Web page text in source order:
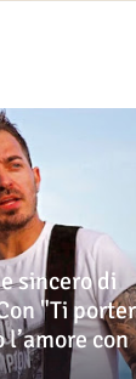
sincero di
"Ti
con